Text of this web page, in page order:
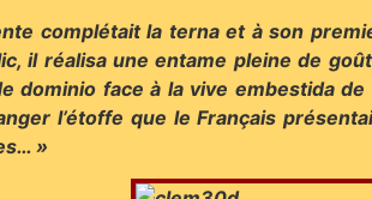
complétait la terna et à son
il réalisa une entame pleine de
dominio face à la vive embestida
l’étoffe que le Français
»